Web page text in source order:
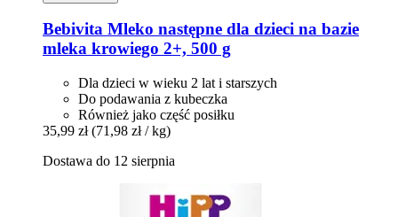
Bebivita Mleko następne dla dzieci na bazie
mleka krowiego 2+, 500 g
Dla dzieci w wieku 2 lat i starszych
Do podawania z kubeczka
Również jako część posiłku
35,99 zł (71,98 zł / kg)
Dostawa do 12 sierpnia